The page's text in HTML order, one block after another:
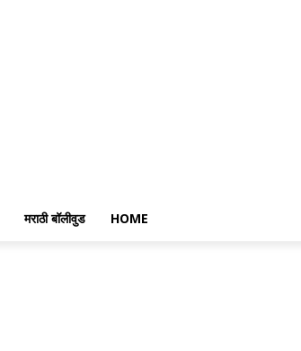
मराठी बॉलीवुड HOME